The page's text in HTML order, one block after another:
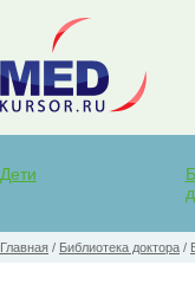
Дети
Главная / Библиотека доктора /